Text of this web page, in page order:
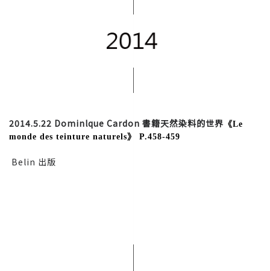
2014.5.22 Dominlque Cardon 書籍天然染料的世界 《Le
monde des teinture naturels》 P.458-459
Belin 出版